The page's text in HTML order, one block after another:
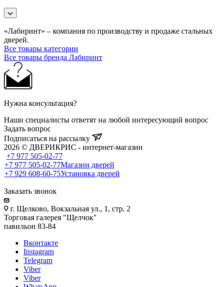
«Лабиринт» – компания по производству и продаже стальных
дверей.
Все товары категории
Все товары бренда Лабиринт
Нужна консультация?
Наши специалисты ответят на любой интересующий вопрос
Задать вопрос
Подписаться на рассылку
2026 © ДВЕРИКРИС - интернет-магазин
+7 977 505-02-77
+7 977 505-02-77Магазин дверей
+7 929 608-60-75Установка дверей
Заказать звонок
г. Щелково, Вокзальная ул., 1, стр. 2
Торговая галерея "Щелчок"
павильон 83-84
Вконтакте
Instagram
Telegram
Viber
Viber